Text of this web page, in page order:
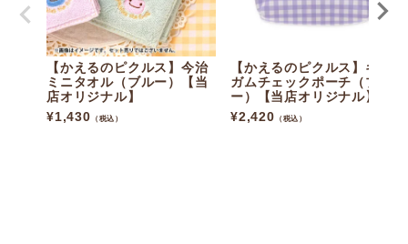
【かえるのピクルス】今治
ミニタオル（ブルー）【当
店オリジナル】
¥1,430 （税込）
【かえるのピクルス】ギン
ガムチェックポーチ（ブル
ー）【当店オリジナル】
¥2,420 （税込）